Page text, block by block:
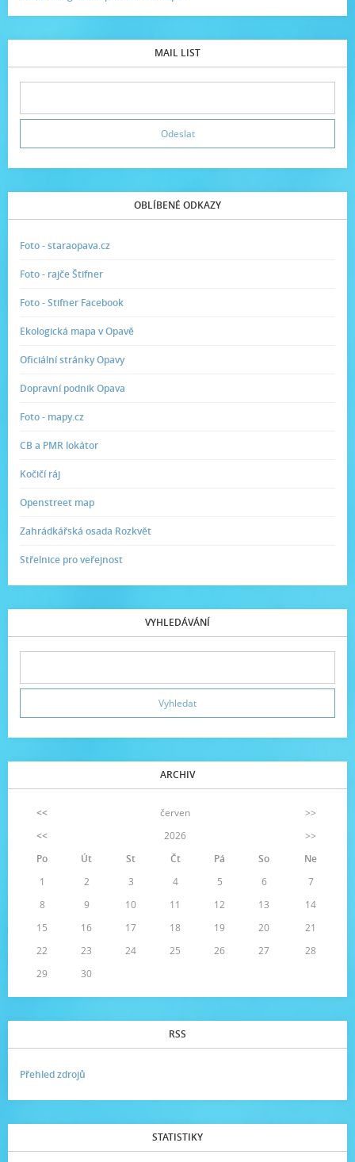
MAIL LIST
OBLÍBENÉ ODKAZY
Foto - staraopava.cz
Foto - rajče Štifner
Foto - Stifner Facebook
Ekologická mapa v Opavě
Oficiální stránky Opavy
Dopravní podnik Opava
Foto - mapy.cz
CB a PMR lokátor
Kočičí ráj
Openstreet map
Zahrádkářská osada Rozkvět
Střelnice pro veřejnost
VYHLEDÁVÁNÍ
ARCHIV
<< červen
>>
<<
2026
>>
Po
Út St Čt Pá So
Ne
1
2 3 4 5 6
7
8
9 10 11 12 13
14
15
16 17 18 19 20
21
22
23 24 25 26 27
28
29
30
RSS
Přehled zdrojů
STATISTIKY